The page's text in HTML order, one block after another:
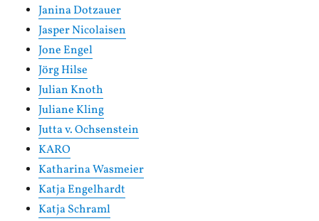
Janina Dotzauer
Jasper Nicolaisen
Jone Engel
Jörg Hilse
Julian Knoth
Juliane Kling
Jutta v. Ochsenstein
KARO
Katharina Wasmeier
Katja Engelhardt
Katja Schraml